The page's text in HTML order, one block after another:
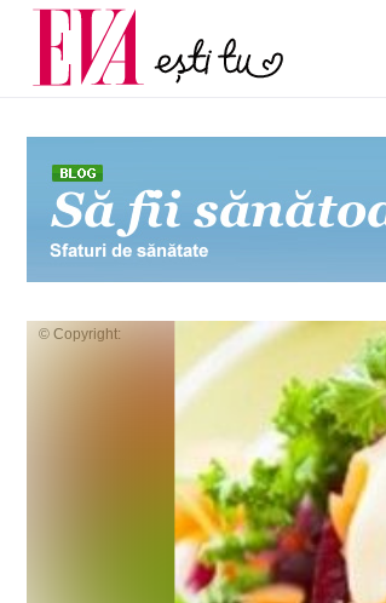
© Copyright:
Carieră
Actualitate